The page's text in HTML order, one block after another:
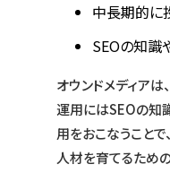
中長期的に
SEOの知識
オウンドメディア
運用にはSEOの知
用をおこなうこと
人材を育てるため